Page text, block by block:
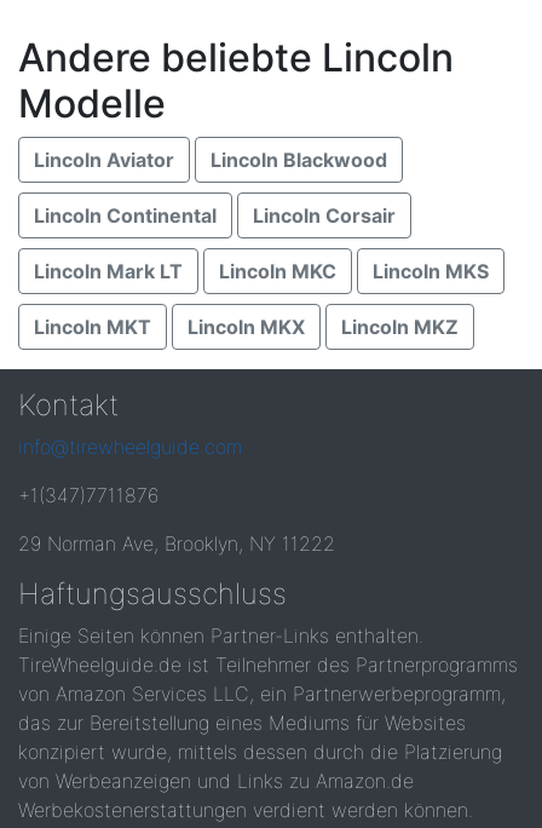
Andere beliebte Lincoln
Modelle
Lincoln Aviator Lincoln Blackwood
Lincoln Continental Lincoln Corsair
Lincoln Mark LT Lincoln MKC Lincoln MKS
Lincoln MKT Lincoln MKX Lincoln MKZ
Kontakt
info@tirewheelguide.com
+1(347)7711876
29 Norman Ave, Brooklyn, NY 11222
Haftungsausschluss
Einige Seiten können Partner-Links enthalten.
TireWheelguide.de ist Teilnehmer des Partnerprogramms
von Amazon Services LLC, ein Partnerwerbeprogramm,
das zur Bereitstellung eines Mediums für Websites
konzipiert wurde, mittels dessen durch die Platzierung
von Werbeanzeigen und Links zu Amazon.de
Werbekostenerstattungen verdient werden können.